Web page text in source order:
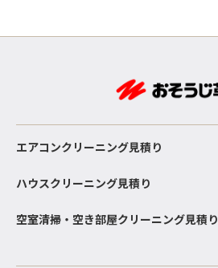
エアコンクリーニング見積り
ハウスクリーニング見積り
空室清掃・空き部屋クリーニング見積り